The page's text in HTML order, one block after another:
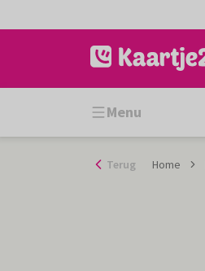
naar
Menu
Terug Home